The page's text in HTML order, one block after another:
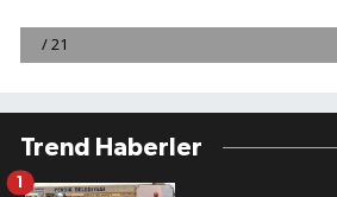
Trend Haberler
1